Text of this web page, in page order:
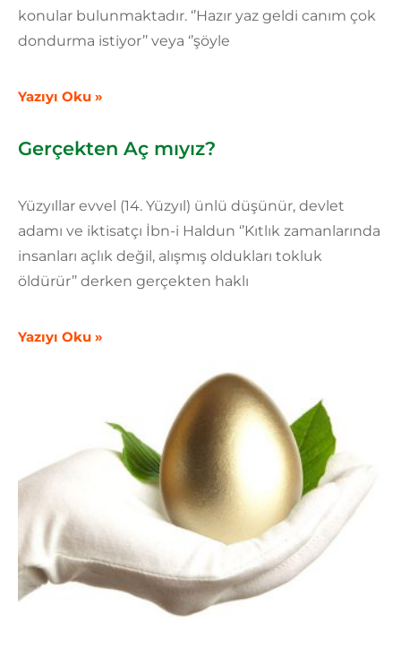
konular bulunmaktadır. ‘’Hazır yaz geldi canım çok
dondurma istiyor’’ veya ‘’şöyle
Yazıyı Oku »
Gerçekten Aç mıyız?
Yüzyıllar evvel (14. Yüzyıl) ünlü düşünür, devlet
adamı ve iktisatçı İbn-i Haldun ‘’Kıtlık zamanlarında
insanları açlık değil, alışmış oldukları tokluk
öldürür’’ derken gerçekten haklı
Yazıyı Oku »